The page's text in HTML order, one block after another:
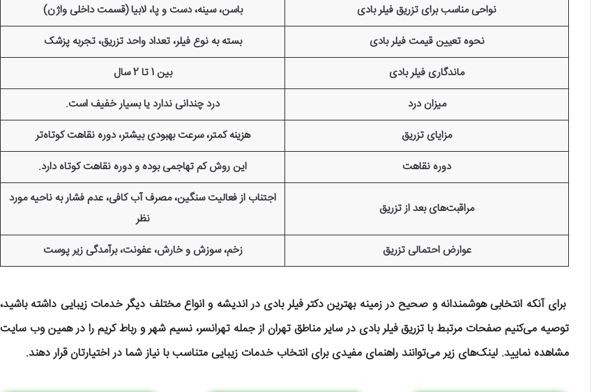
نواحی مناسب برای تزریق فیلر بادی
باسن، سینه، دست و پا، لابیا (قسمت داخلی واژن)
نحوه تعیین قیمت فیلر بادی
بسته به نوع فیلر، تعداد واحد تزریق، تجربه پزشک
ماندگاری فیلر بادی
بین 1 تا 2 سال
میزان درد
درد چندانی ندارد یا بسیار خفیف است.
مزایای تزریق
هزینه کمتر، سرعت بهبودی بیشتر، دوره نقاهت کوتاه‌تر
دوره نقاهت
این روش کم تهاجمی بوده و دوره نقاهت کوتاه دارد.
مراقبت‌های بعد از تزریق
اجتناب از فعالیت سنگین، مصرف آب کافی، عدم فشار به ناحیه مورد
نظر
عوارض احتمالی تزریق
زخم، سوزش و خارش، عفونت، برآمدگی زیر پوست
برای آنکه انتخابی هوشمندانه و صحیح در زمینه بهترین دکتر فیلر بادی در اندیشه و انواع مختلف دیگر خدمات زیبایی داشته باشید،
توصیه می‌کنیم صفحات مرتبط با تزریق فیلر بادی در سایر مناطق تهران از جمله تهرانسر، نسیم شهر و رباط کریم را در همین وب سایت
مشاهده نمایید. لینک‌های زیر می‌توانند راهنمای مفیدی برای انتخاب خدمات زیبایی متناسب با نیاز شما در اختیارتان قرار دهند.